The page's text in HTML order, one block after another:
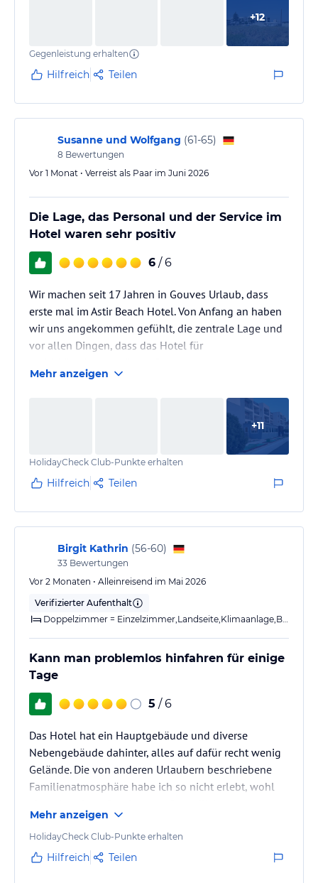
sprechen bzw verstehen auch gut Deutsch. Die
unter dem Bett und auch keine Kalkablagerungen an
den Badarmaturen.
Die Animation…
+12
Gegenleistung erhalten
Hilfreich Teilen
Susanne und Wolfgang (61-65)
8 Bewertungen
Vor 1 Monat • Verreist als Paar im Juni 2026
Die Lage, das Personal und der Service im
Hotel waren sehr positiv
6 / 6
Wir machen seit 17 Jahren in Gouves Urlaub, dass
erste mal im Astir Beach Hotel. Von Anfang an haben
wir uns angekommen gefühlt, die zentrale Lage und
vor allen Dingen, dass das Hotel für
ist. Gehstöcke, Rollatoren und Rollstühle können für
die Zeit des Hotelaufenthalt ausgeliehen werden.
Rampen sind im ganzen Hotel vorhanden. Die
Mitarbeiter*innen ist sehr erwähnenswert. Das Essen
ist sehr abwechslungsreich und frisch. Die…
Mehr anzeigen
+11
HolidayCheck Club-Punkte erhalten
Hilfreich Teilen
Birgit Kathrin (56-60)
33 Bewertungen
Vor 2 Monaten • Alleinreisend im Mai 2026
Verifizierter Aufenthalt
Kann man problemlos hinfahren für einige
Tage
5 / 6
Das Hotel hat ein Hauptgebäude und diverse
Nebengebäude dahinter, alles auf dafür recht wenig
Gelände. Die von anderen Urlaubern beschriebene
Familienatmosphäre habe ich so nicht erlebt, wohl
mehrsprachiges und unendlich geduldiges Personal
bei den Mahlzeiten.
Es gibt einen "Naya Club", das scheint ein
Mehr anzeigen
HolidayCheck Club-Punkte erhalten
Hilfreich Teilen